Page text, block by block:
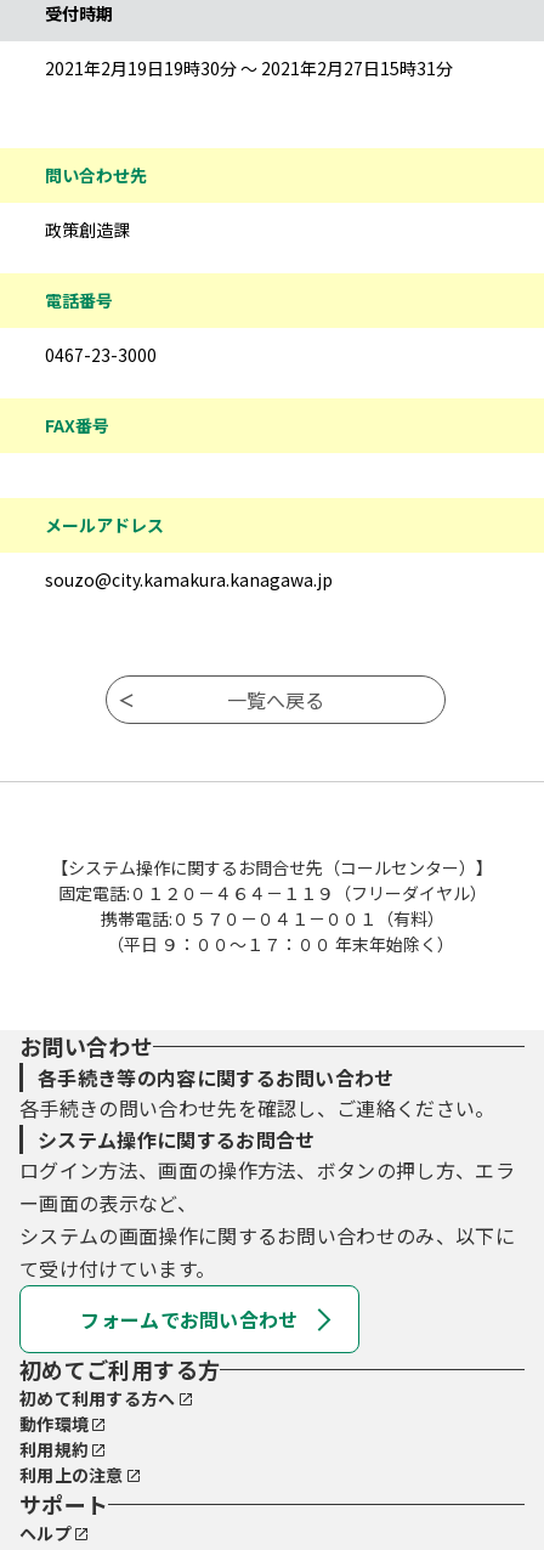
受付時期
2021年2月19日19時30分 ～ 2021年2月27日15時31分
問い合わせ先
政策創造課
電話番号
0467-23-3000
FAX番号
メールアドレス
souzo@city.kamakura.kanagawa.jp
【システム操作に関するお問合せ先（コールセンター）】
固定電話:０１２０－４６４－１１９（フリーダイヤル）
携帯電話:０５７０－０４１－００１（有料）
（平日 ９：００～１７：００ 年末年始除く）
お問い合わせ
各手続き等の内容に関するお問い合わせ
各手続きの問い合わせ先を確認し、ご連絡ください。
システム操作に関するお問合せ
ログイン方法、画面の操作方法、ボタンの押し方、エラ
ー画面の表示など、
システムの画面操作に関するお問い合わせのみ、以下に
て受け付けています。
フォームでお問い合わせ
初めてご利用する方
初めて利用する方へ
動作環境
利用規約
利用上の注意
サポート
ヘルプ